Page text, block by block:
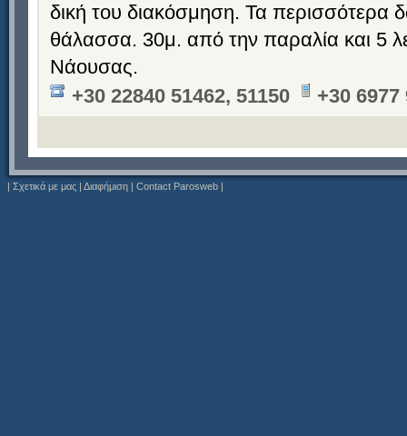
δική του διακόσμηση. Τα περισσότερα
θάλασσα. 30μ. από την παραλία και 5
Νάουσας.
+30 22840 51462, 51150
+30 6977
| Σχετικά με μας | Διαφήμιση | Contact Parosweb |